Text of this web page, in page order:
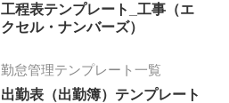
工程表テンプレート_工事（エ
クセル・ナンバーズ）
勤怠管理テンプレート一覧
出勤表（出勤簿）テンプレート